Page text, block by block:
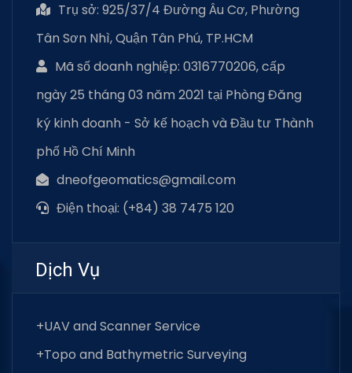
Trụ sở: 925/37/4 Đường Âu Cơ, Phường
Tân Sơn Nhì, Quận Tân Phú, TP.HCM
Mã số doanh nghiệp: 0316770206, cấp
ngày 25 tháng 03 năm 2021 tại Phòng Đăng
ký kinh doanh - Sở kế hoạch và Đầu tư Thành
phố Hồ Chí Minh
dneofgeomatics@gmail.com
Điện thoại: (+84) 38 7475 120
Dịch Vụ
+UAV and Scanner Service
+Topo and Bathymetric Surveying